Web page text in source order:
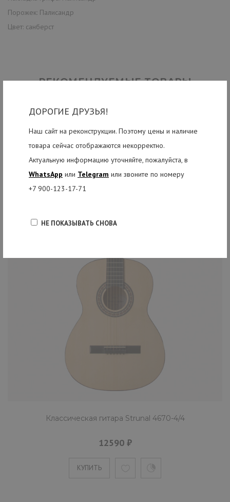
ДОРОГИЕ ДРУЗЬЯ!
Наш сайт на реконструкции. Поэтому цены и наличие
товара сейчас отображаются некорректно.
Актуальную информацию уточняйте, пожалуйста, в
WhatsApp или Telegram или звоните по номеру
+7 900-123-17-71
НЕ ПОКАЗЫВАТЬ СНОВА
Порожек: Палисандр
Цвет: санберст
РЕКОМЕНДУЕМЫЕ ТОВАРЫ
Классическая гитара Strunal 4670-4/4
12590 ₽
КУПИТЬ